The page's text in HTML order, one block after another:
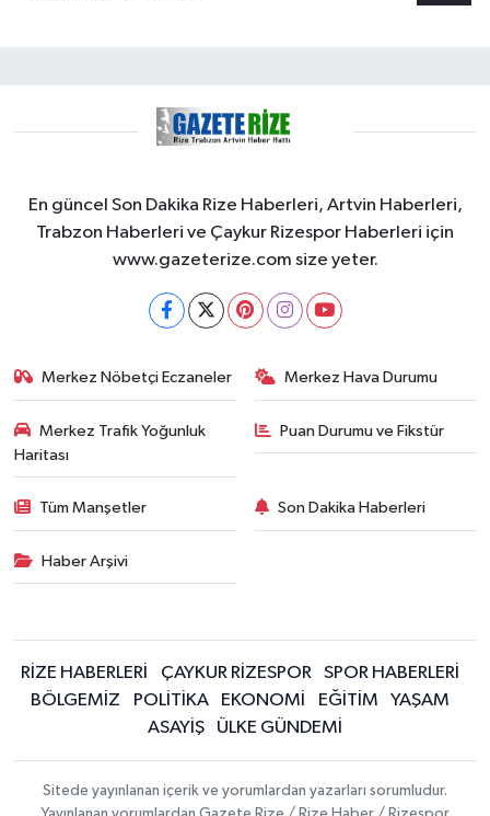
En güncel Son Dakika Rize Haberleri, Artvin Haberleri,
Trabzon Haberleri ve Çaykur Rizespor Haberleri için
www.gazeterize.com size yeter.
Merkez Nöbetçi Eczaneler Merkez Hava Durumu
Merkez Trafik Yoğunluk
Haritası
Puan Durumu ve Fikstür
Tüm Manşetler Son Dakika Haberleri
Haber Arşivi
RİZE HABERLERİ ÇAYKUR RİZESPOR
SPOR HABERLERİ
BÖLGEMİZ
POLİTİKA EKONOMİ EĞİTİM
YAŞAM
ASAYİŞ
ÜLKE GÜNDEMİ
Sitede yayınlanan içerik ve yorumlardan yazarları sorumludur.